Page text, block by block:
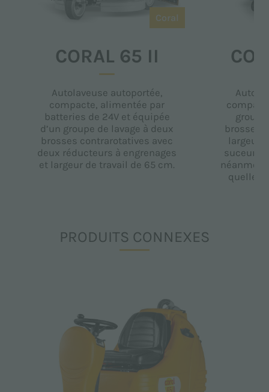
Coral
CORAL 65 II
Autolaveuse autoportée,
compacte, alimentée par
batteries de 24V et équipée
d’un groupe de lavage à deux
brosses contrarotatives avec
deux réducteurs à engrenages
et largeur de travail de 65 cm.
brosses
largeur
suceur
quelle
PRODUITS CONNEXES